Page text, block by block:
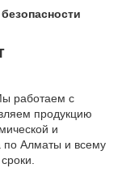
работаем с
продукцию
и
по Алматы и всему